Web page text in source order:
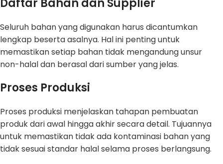
Daftar Bahan dan Supplier
Seluruh bahan yang digunakan harus dicantumkan
lengkap beserta asalnya. Hal ini penting untuk
memastikan setiap bahan tidak mengandung unsur
non-halal dan berasal dari sumber yang jelas.
Proses Produksi
Proses produksi menjelaskan tahapan pembuatan
produk dari awal hingga akhir secara detail. Tujuannya
untuk memastikan tidak ada kontaminasi bahan yang
tidak sesuai standar halal selama proses berlangsung.